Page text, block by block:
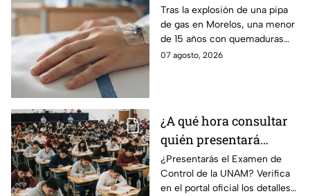
a Texas de adolescente
herida en explosión de
una pipa de gas en
Morelos
Tras la explosión de una pipa
de gas en Morelos, una menor
de 15 años con quemaduras
graves será trasladada a
07 agosto, 2026
¿A qué hora consultar
quién presentará
examen de control?
¿Presentarás el Examen de
Control de la UNAM? Verifica
en el portal oficial los detalles